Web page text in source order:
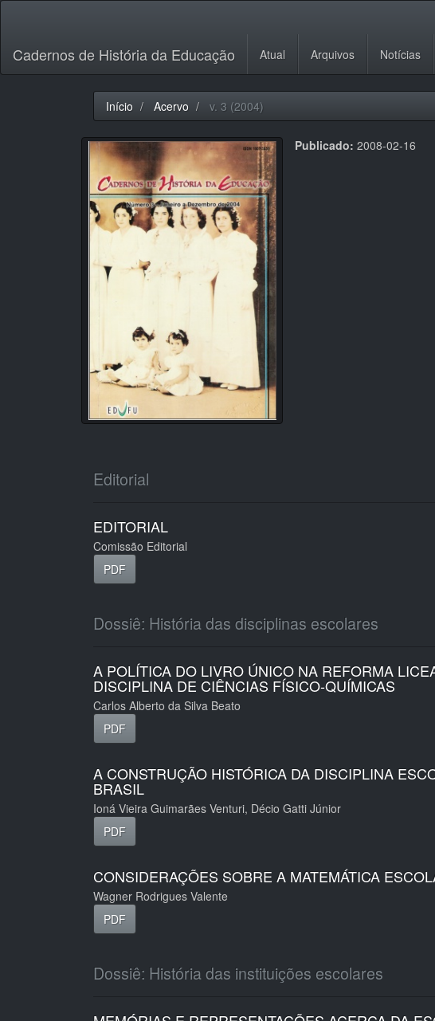
principal
Barra
Cadernos de História da Educação Atual Arquivos Notícias
Início Acervo v. 3 (2004)
Publicado:2008-02-16
Editorial
EDITORIAL
Comissão Editorial
PDF
Dossiê: História das disciplinas escolares
A POLÍTICA DO LIVRO ÚNICO NA REFORMA
DISCIPLINA DE CIÊNCIAS FÍSICO-QUÍMICAS
Carlos Alberto da Silva Beato
PDF
A CONSTRUÇÃO HISTÓRICA DA DISCIPLINA
BRASIL
Ioná Vieira Guimarães Venturi, Décio Gatti Júnior
PDF
CONSIDERAÇÕES SOBRE A MATEMÁTICA
Wagner Rodrigues Valente
PDF
Dossiê: História das instituições escolares